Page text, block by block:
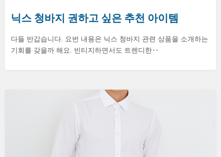
닉스 청바지 권하고 싶은 추천 아이템
다들 반갑습니다. 요번 내용은 닉스 청바지 관련 상품을 소개하는
기회를 갖을까 해요. 빈티지하면서도 트렌디한‥